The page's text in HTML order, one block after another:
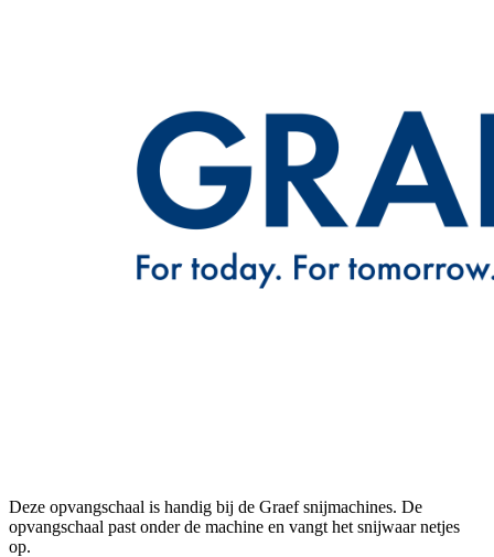
Deze opvangschaal is handig bij de Graef snijmachines. De
opvangschaal past onder de machine en vangt het snijwaar netjes
op.